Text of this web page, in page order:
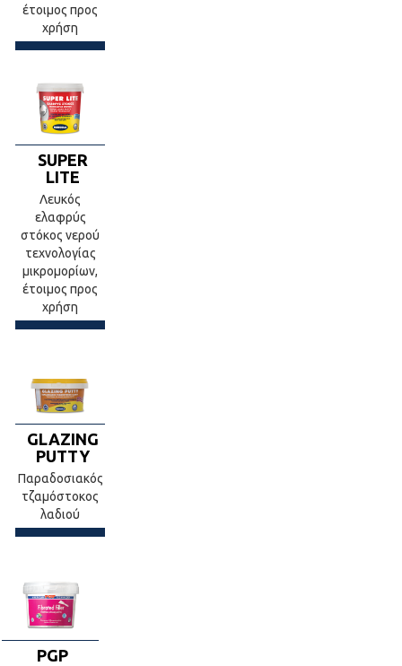
έτοιμος προς
χρήση
SUPER
LITE
Λευκός
ελαφρύς
στόκος νερού
τεχνολογίας
μικρομορίων,
έτοιμος προς
χρήση
GLAZING
PUTTY
Παραδοσιακός
τζαμόστοκος
λαδιού
PGP